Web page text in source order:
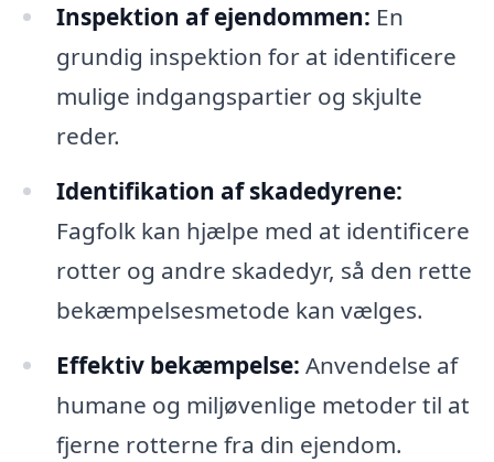
Inspektion af ejendommen: En
grundig inspektion for at identificere
mulige indgangspartier og skjulte
reder.
Identifikation af skadedyrene:
Fagfolk kan hjælpe med at identificere
rotter og andre skadedyr, så den rette
bekæmpelsesmetode kan vælges.
Effektiv bekæmpelse: Anvendelse af
humane og miljøvenlige metoder til at
fjerne rotterne fra din ejendom.